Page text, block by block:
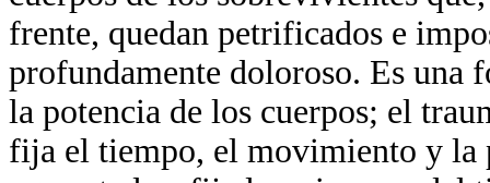
frente, quedan petrificados e
profundamente doloroso. Es una
la potencia de los cuerpos; el
fija el tiempo, el movimiento y la